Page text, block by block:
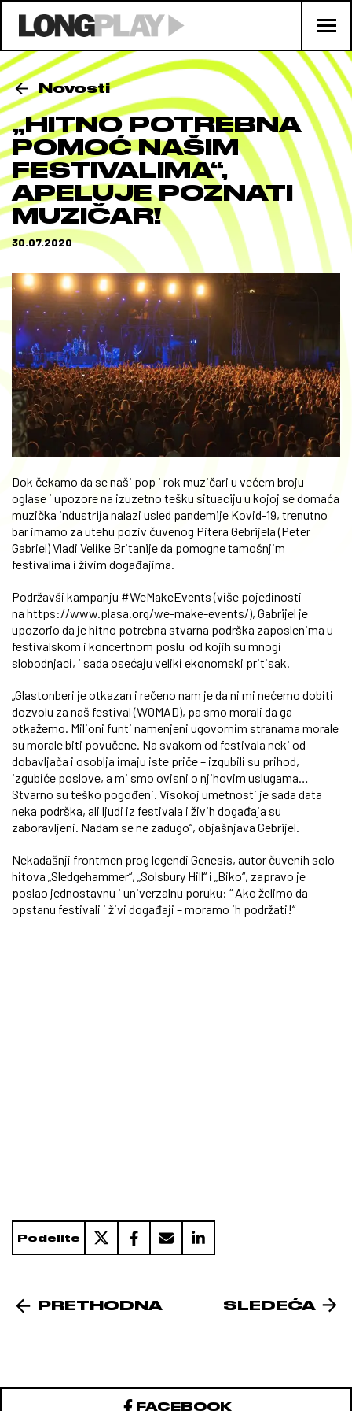
Novosti
„HITNO POTREBNA
POMOĆ NAŠIM
FESTIVALIMA“,
APELUJE POZNATI
MUZIČAR!
30.07.2020
Dok čekamo da se naši pop i rok muzičari u većem broju
oglase i upozore na izuzetno tešku situaciju u kojoj se domaća
muzička industrija nalazi usled pandemije Kovid-19, trenutno
bar imamo za utehu poziv čuvenog Pitera Gebrijela (Peter
Gabriel) Vladi Velike Britanije da pomogne tamošnjim
festivalima i živim događajima.
Podržavši kampanju #WeMakeEvents (više pojedinosti
na https://www.plasa.org/we-make-events/), Gabrijel je
upozorio da je hitno potrebna stvarna podrška zaposlenima u
festivalskom i koncertnom poslu od kojih su mnogi
slobodnjaci, i sada osećaju veliki ekonomski pritisak.
„Glastonberi je otkazan i rečeno nam je da ni mi nećemo dobiti
dozvolu za naš festival (WOMAD), pa smo morali da ga
otkažemo. Milioni funti namenjeni ugovornim stranama morale
su morale biti povučene. Na svakom od festivala neki od
dobavljača i osoblja imaju iste priče – izgubili su prihod,
izgubiće poslove, a mi smo ovisni o njihovim uslugama…
Stvarno su teško pogođeni. Visokoj umetnosti je sada data
neka podrška, ali ljudi iz festivala i živih događaja su
zaboravljeni. Nadam se ne zadugo“, objašnjava Gebrijel.
Nekadašnji frontmen prog legendi Genesis, autor čuvenih solo
hitova „Sledgehammer“, „Solsbury Hill“ i „Biko“, zapravo je
poslao jednostavnu i univerzalnu poruku: “ Ako želimo da
opstanu festivali i živi događaji – moramo ih podržati!“
Podelite
PRETHODNA SLEDEĆA
FACEBOOK